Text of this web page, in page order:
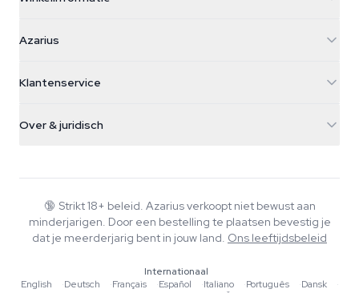
Galvaniweg 11
Nederland
+31(0)204897914
Azarius
Smokeshop
Klantenservice
Retourbeleid
Veelgestelde vragen
Privacybeleid
Over & juridisch
Wiki
Muziek
Redactionele normen
🔞 Strikt 18+ beleid. Azarius verkoopt niet bewust aan
minderjarigen. Door een bestelling te plaatsen bevestig je
dat je meerderjarig bent in jouw land. Ons leeftijdsbeleid
Internationaal
English
·Deutsch ·Français ·Español ·Italiano ·Português ·Dansk
·